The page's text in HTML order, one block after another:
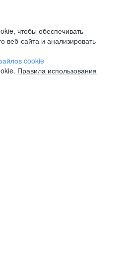
чтобы обеспечивать
веб-сайта и анализировать
cookie
Правила использования